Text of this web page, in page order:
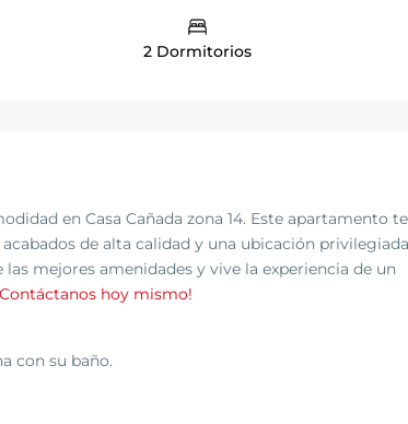
2 Dormitorios
en Casa Cañada zona 14. Este apartamento te
de alta calidad y una ubicación privilegiada
las mejores amenidades y vive la experiencia de un
hoy mismo!
con su baño.